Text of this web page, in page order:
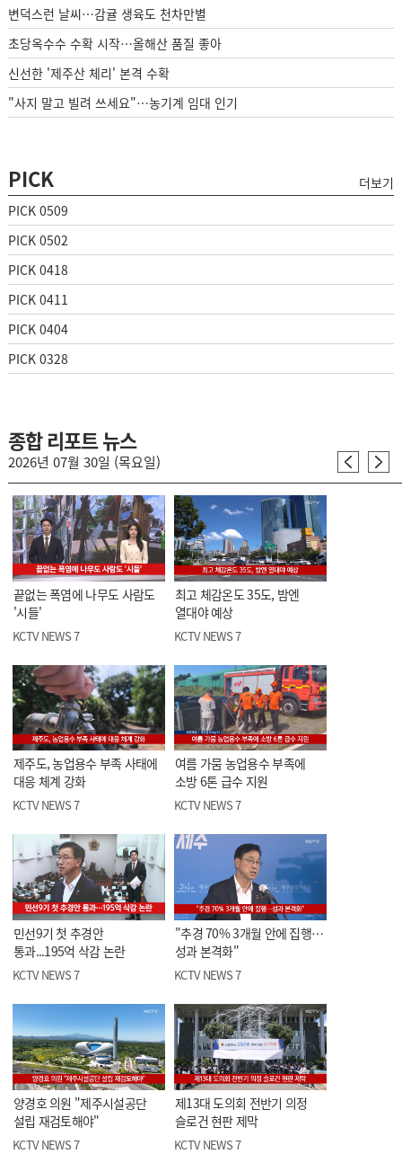
변덕스런 날씨…감귤 생육도 천차만별
초당옥수수 수확 시작…올해산 품질 좋아
신선한 '제주산 체리' 본격 수확
"사지 말고 빌려 쓰세요"…농기계 임대 인기
PICK
더보기
PICK 0509
PICK 0502
PICK 0418
PICK 0411
PICK 0404
PICK 0328
종합 리포트 뉴스
2026년 07월 30일 (목요일)
끝없는 폭염에 나무도 사람도
'시들'
KCTV NEWS 7
최고 체감온도 35도, 밤엔
열대야 예상
KCTV NEWS 7
제주도, 농업용수 부족 사태에
대응 체계 강화
KCTV NEWS 7
여름 가뭄 농업용수 부족에
소방 6톤 급수 지원
KCTV NEWS 7
민선9기 첫 추경안
통과...195억 삭감 논란
KCTV NEWS 7
"추경 70% 3개월 안에 집행…
성과 본격화"
KCTV NEWS 7
양경호 의원 "제주시설공단
설립 재검토해야"
KCTV NEWS 7
제13대 도의회 전반기 의정
슬로건 현판 제막
KCTV NEWS 7